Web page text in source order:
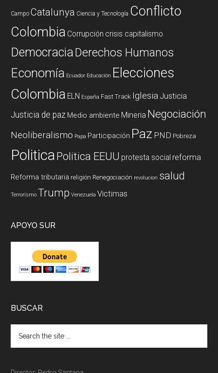
Campo Catalunya Ciencia y Tecnología Conflicto
Colombia Corrupción crisis capitalismo
DemocraciaDerechos Humanos
Economía Ecuador Educación Elecciones
Colombia ELN España Fast Track Iglesia Justicia
Justicia de paz Medio ambiente Mineria Negociación
Neoliberalismo Papa Participación Paz PND Pobreza
PoliticaPolitica EEUU protesta social reforma
Reforma tributaria religión Renegociación revolucion salud
Terrorismo Trump Venezuela Victimas
APOYO SUR
BUSCAR